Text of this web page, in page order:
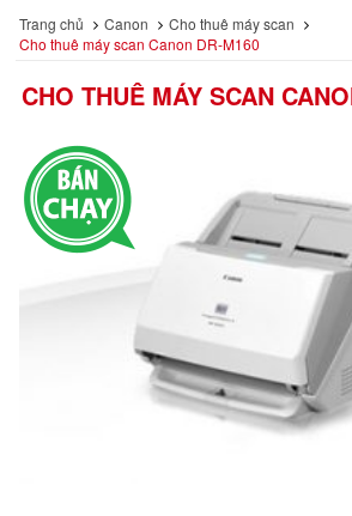
Trang chủ Canon
Cho thuê máy scan
Cho thuê máy scan Canon DR-M160
CHO THUÊ MÁY SCAN